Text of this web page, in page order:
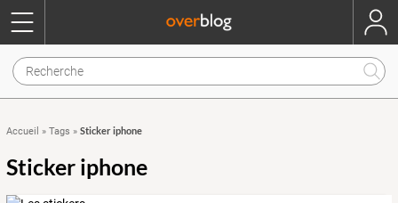
Accueil » Tags » Sticker iphone
Sticker iphone